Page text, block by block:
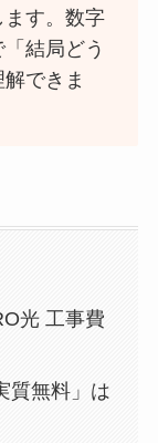
す。数字
結局どう
できま
光 工事費
質無料」は